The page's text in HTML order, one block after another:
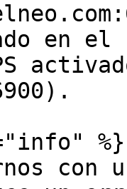
en el
%}
con